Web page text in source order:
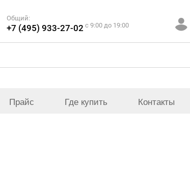
Общий:
+7 (495) 933-27-02 c 9:00 до 19:00
Прайс Где купить Контакты